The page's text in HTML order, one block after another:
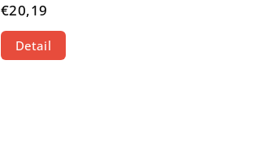
€20,19
Detail